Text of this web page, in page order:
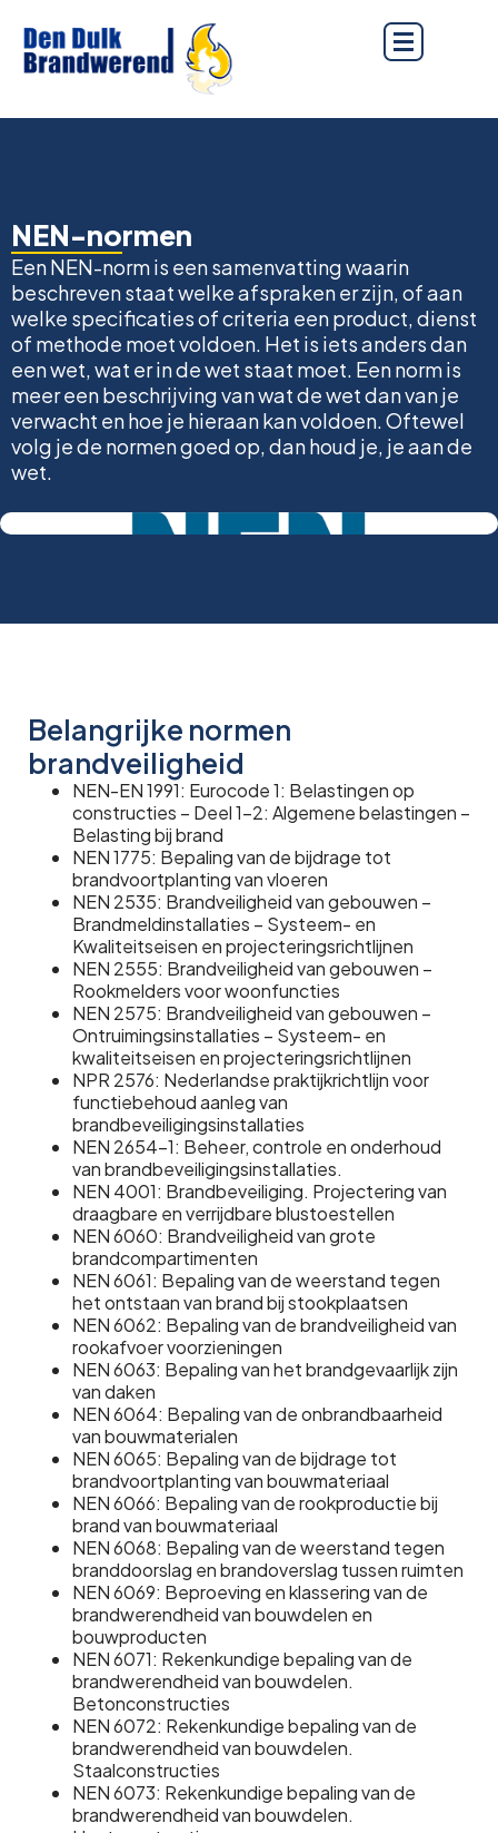
NEN-normen
Een NEN-norm is een samenvatting waarin
beschreven staat welke afspraken er zijn, of aan
welke specificaties of criteria een product, dienst
of methode moet voldoen. Het is iets anders dan
een wet, wat er in de wet staat moet. Een norm is
meer een beschrijving van wat de wet dan van je
verwacht en hoe je hieraan kan voldoen. Oftewel
volg je de normen goed op, dan houd je, je aan de
wet.
Belangrijke normen
brandveiligheid
NEN-EN 1991: Eurocode 1: Belastingen op
constructies – Deel 1-2: Algemene belastingen –
Belasting bij brand
NEN 1775: Bepaling van de bijdrage tot
brandvoortplanting van vloeren
NEN 2535: Brandveiligheid van gebouwen –
Brandmeldinstallaties – Systeem- en
Kwaliteitseisen en projecteringsrichtlijnen
NEN 2555: Brandveiligheid van gebouwen –
Rookmelders voor woonfuncties
NEN 2575: Brandveiligheid van gebouwen –
Ontruimingsinstallaties – Systeem- en
kwaliteitseisen en projecteringsrichtlijnen
NPR 2576: Nederlandse praktijkrichtlijn voor
functiebehoud aanleg van
brandbeveiligingsinstallaties
NEN 2654-1: Beheer, controle en onderhoud
van brandbeveiligingsinstallaties.
NEN 4001: Brandbeveiliging. Projectering van
draagbare en verrijdbare blustoestellen
NEN 6060: Brandveiligheid van grote
brandcompartimenten
NEN 6061: Bepaling van de weerstand tegen
het ontstaan van brand bij stookplaatsen
NEN 6062: Bepaling van de brandveiligheid van
rookafvoer voorzieningen
NEN 6063: Bepaling van het brandgevaarlijk zijn
van daken
NEN 6064: Bepaling van de onbrandbaarheid
van bouwmaterialen
NEN 6065: Bepaling van de bijdrage tot
brandvoortplanting van bouwmateriaal
NEN 6066: Bepaling van de rookproductie bij
brand van bouwmateriaal
NEN 6068: Bepaling van de weerstand tegen
branddoorslag en brandoverslag tussen ruimten
NEN 6069: Beproeving en klassering van de
brandwerendheid van bouwdelen en
bouwproducten
NEN 6071: Rekenkundige bepaling van de
brandwerendheid van bouwdelen.
Betonconstructies
NEN 6072: Rekenkundige bepaling van de
brandwerendheid van bouwdelen.
Staalconstructies
NEN 6073: Rekenkundige bepaling van de
brandwerendheid van bouwdelen.